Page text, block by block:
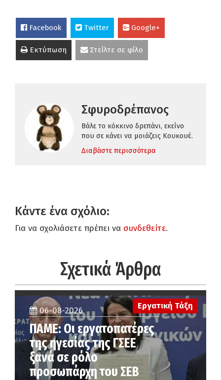
Facebook Twitter Google+
Εκτύπωση Στείλτε σε φίλο
Σφυροδρέπανος
Βάλε το κόκκινο δρεπάνι, εκείνο
που σε κάνει να μοιάζεις Κουκουέ.
Διαβάστε περισσότερα
Κάντε ένα σχόλιο:
Για να σχολιάσετε πρέπει να συνδεθείτε.
Σχετικά Άρθρα
Εργατική Τάξη
06-08-2026
ΠΑΜΕ: Οι εργατοπατέρες
της ηγεσίας της ΓΣΕΕ
ξανά σε ρόλο
προσωπάρχη του ΣΕΒ